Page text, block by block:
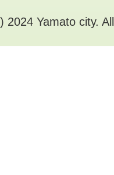
2024 Yamato city.